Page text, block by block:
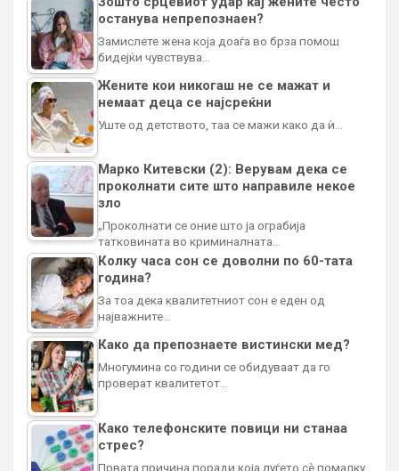
останува непрепознаен?
Замислете жена која доаѓа во брза помош
бидејќи чувствува…
Жените кои никогаш не се мажат и
немаат деца се најсреќни
Уште од детството, таа се мажи како да ѝ…
Марко Китевски (2): Верувам дека се
проколнати сите што направиле некое
зло
„Проколнати се оние што ја ограбија
татковината во криминалната…
Колку часа сон се доволни по 60-тата
година?
За тоа дека квалитетниот сон е еден од
најважните…
Како да препознаете вистински мед?
Многумина со години се обидуваат да го
проверат квалитетот…
Како телефонските повици ни станаа
стрес?
Првата причина поради која луѓето сè помалку